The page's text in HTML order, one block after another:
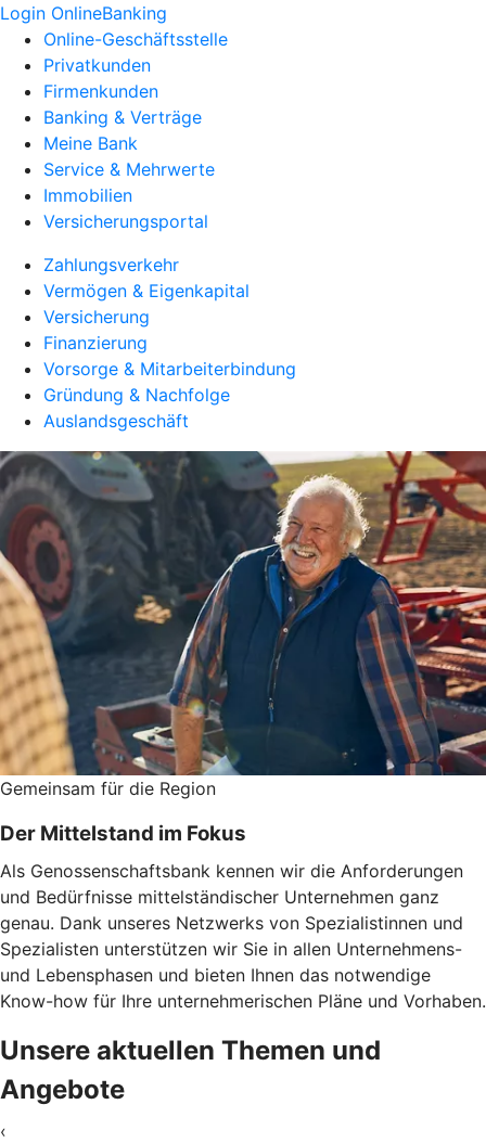
Login OnlineBanking
Online-Geschäftsstelle
Privatkunden
Firmenkunden
Banking & Verträge
Meine Bank
Service & Mehrwerte
Immobilien
Versicherungsportal
Zahlungsverkehr
Vermögen & Eigenkapital
Versicherung
Finanzierung
Vorsorge & Mitarbeiterbindung
Gründung & Nachfolge
Auslandsgeschäft
Gemeinsam für die Region
Der Mittelstand im Fokus
Als Genossenschaftsbank kennen wir die Anforderungen
und Bedürfnisse mittelständischer Unternehmen ganz
genau. Dank unseres Netzwerks von Spezialistinnen und
Spezialisten unterstützen wir Sie in allen Unternehmens-
und Lebensphasen und bieten Ihnen das notwendige
Know-how für Ihre unternehmerischen Pläne und Vorhaben.
Unsere aktuellen Themen und
Angebote
‹